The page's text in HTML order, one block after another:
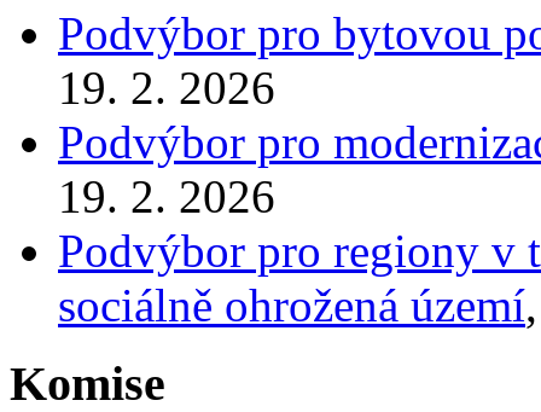
Podvýbor pro bytovou
19. 2. 2026
Podvýbor pro
19. 2. 2026
Podvýbor pro regiony v
sociálně ohrožená území
Komise